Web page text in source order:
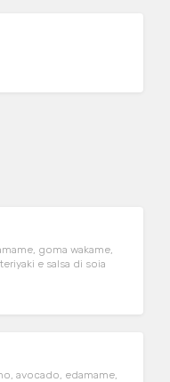
goma wakame,
e salsa di soia
avocado, edamame,